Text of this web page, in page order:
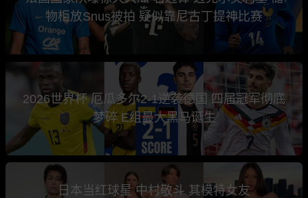
物柜放Snus被拍 疑似靠尼古丁提神比赛
2026世界杯 厄瓜多尔2-1逆袭德国 四届冠军彻底
梦碎 E组最大黑马诞生
日本当红球星 中村敬斗 其模特女友